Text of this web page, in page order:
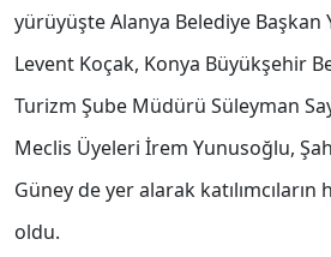
yürüyüşte Alanya Belediye Başkan
Levent Koçak, Konya Büyükşehir
Turizm Şube Müdürü Süleyman
Meclis Üyeleri İrem Yunusoğlu,
Güney de yer alarak katılımcıların
oldu.